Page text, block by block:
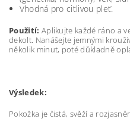
Vhodná pro citlivou pleť.
Použití: Aplikujte každé ráno a
dekolt. Nanášejte jemnými
několik minut, poté důkladně
Výsledek:
Pokožka je čistá, svěží a